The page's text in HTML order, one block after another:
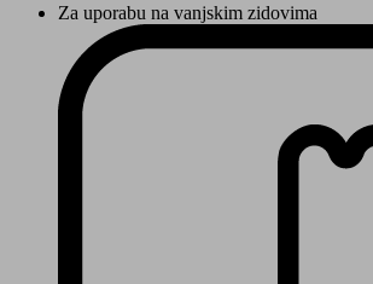
Za uporabu na vanjskim zidovima